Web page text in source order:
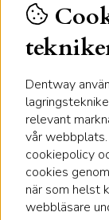
Dentway
relevant
vår
cookiepolicy
cookies
när som helst
webbläsare